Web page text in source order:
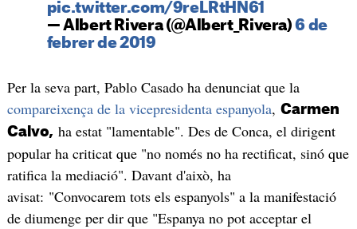
pic.twitter.com/9reLRtHN61
— Albert Rivera (@Albert_Rivera)6 de
febrer de 2019
Per la seva part, Pablo Casado ha denunciat que la
compareixença de la vicepresidenta espanyola, Carmen
Calvo, ha estat "lamentable". Des de Conca, el dirigent
popular ha criticat que "no només no ha rectificat, sinó que
ratifica la mediació". Davant d'això, ha
avisat: "Convocarem tots els espanyols" a la manifestació
de diumenge per dir que "Espanya no pot acceptar el